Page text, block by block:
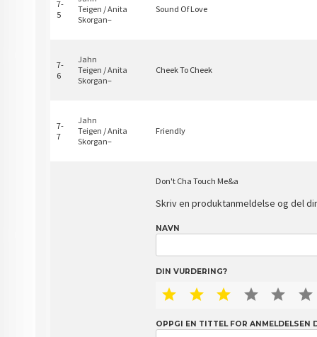
7-
5
Teigen /Anita
Skorgan–
Sound Of Love
7-
6
Jahn
Teigen /Anita
Skorgan–
Cheek To Cheek
7-
7
Jahn
Teigen /Anita
Skorgan–
Friendly
Don't Cha Touch Me&a
Skriv en produktanmeldelse og del
NAVN
DIN VURDERING?
1 STAR2 STAR3 STAR4 STAR
5
OPPGI EN TITTEL FOR ANMELDELSEN